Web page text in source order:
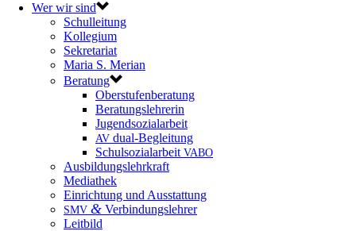
Wer wir sind
Schulleitung
Kollegium
Sekretariat
Maria S. Merian
Beratung
Oberstufenberatung
Beratungslehrerin
Jugendsozialarbeit
AV dual-Begleitung
Schulsozialarbeit VABO
Ausbildungslehrkraft
Mediathek
Einrichtung und Ausstattung
SMV & Verbindungslehrer
Leitbild